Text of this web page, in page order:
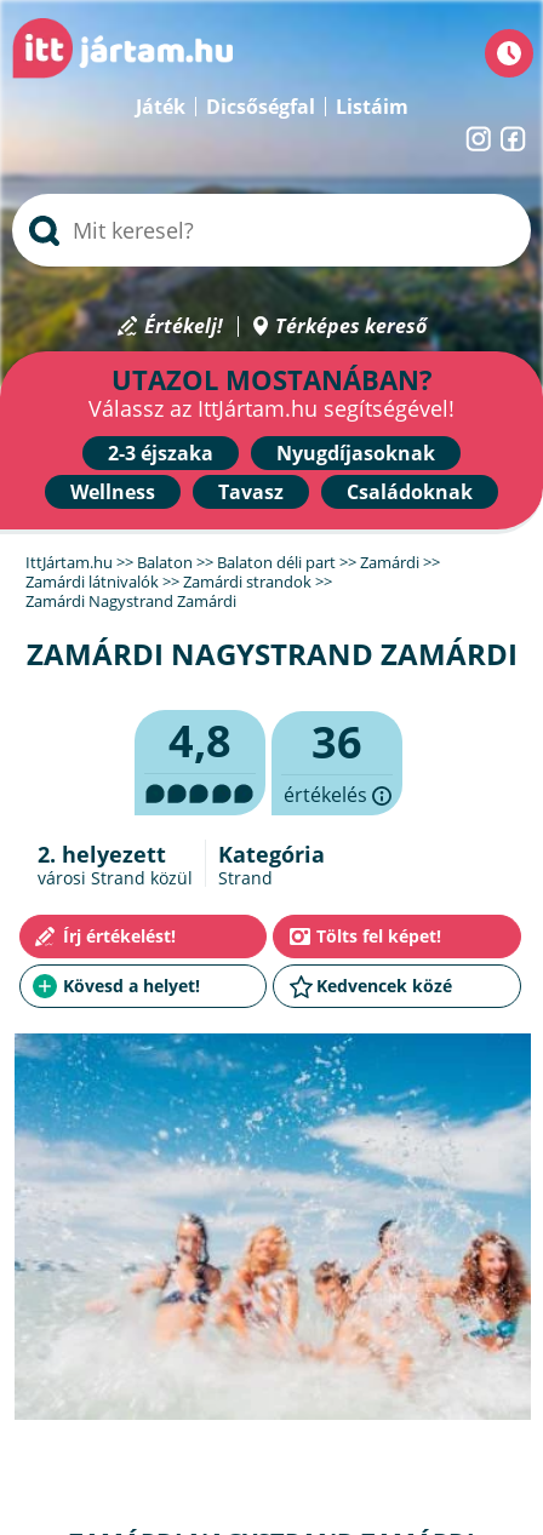
Játék Dicsőségfal Listáim
Értékelj! Térképes kereső
UTAZOL MOSTANÁBAN?
Válassz az IttJártam.hu segítségével!
2-3 éjszaka
Nyugdíjasoknak
Wellness
Tavasz Családoknak
IttJártam.hu >> Balaton >> Balaton déli part>>Zamárdi>>
Zamárdi látnivalók>>Zamárdi strandok>>
Zamárdi Nagystrand Zamárdi
ZAMÁRDI NAGYSTRAND ZAMÁRDI
4,8 36
értékelés
2. helyezett
városi Strand közül
Kategória
Strand